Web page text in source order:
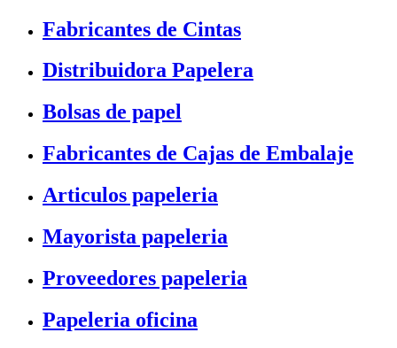
Fabricantes de Cintas
Distribuidora Papelera
Bolsas de papel
Fabricantes de Cajas de Embalaje
Articulos papeleria
Mayorista papeleria
Proveedores papeleria
Papeleria oficina